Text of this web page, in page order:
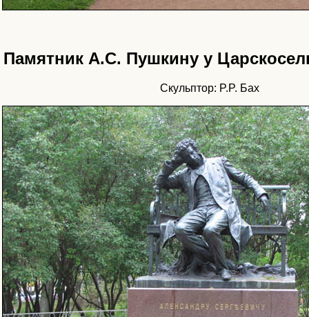
Памятник А.С. Пушкину у
Скульптор: P.P. Бах